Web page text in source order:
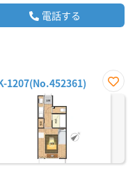
電話する
1207(No.452361)
お気